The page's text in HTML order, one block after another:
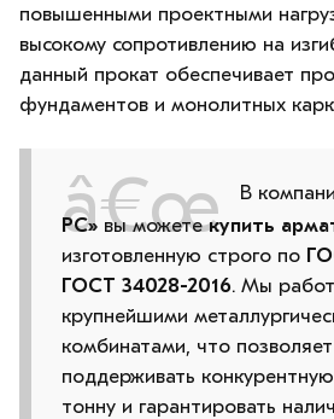
повышенными проектными
высокому сопротивлению на
данный прокат обеспечивает
фундаментов и монолитных
В
РС» вы можетекупить
изготовленную строго по
ГОСТ 34028-2016. Мы
крупнейшими
комбинатами, что
поддерживать
тонну и гарантировать